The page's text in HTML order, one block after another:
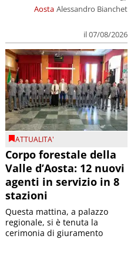
Aosta Alessandro Bianchet
il 07/08/2026
ATTUALITA'
Corpo forestale della
Valle d’Aosta: 12 nuovi
agenti in servizio in 8
stazioni
Questa mattina, a palazzo
regionale, si è tenuta la
cerimonia di giuramento